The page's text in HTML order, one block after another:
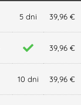
5 dni 39,96 €
39,96 €
10 dni 39,96 €